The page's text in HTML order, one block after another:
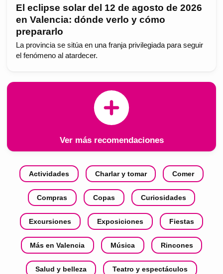
El eclipse solar del 12 de agosto de 2026
en Valencia: dónde verlo y cómo
prepararlo
La provincia se sitúa en una franja privilegiada para seguir
el fenómeno al atardecer.
Ver más recomendaciones
Actividades Charlar y tomar Comer
Compras Copas Curiosidades
Excursiones Exposiciones Fiestas
Más en Valencia Música Rincones
Salud y belleza Teatro y espectáculos